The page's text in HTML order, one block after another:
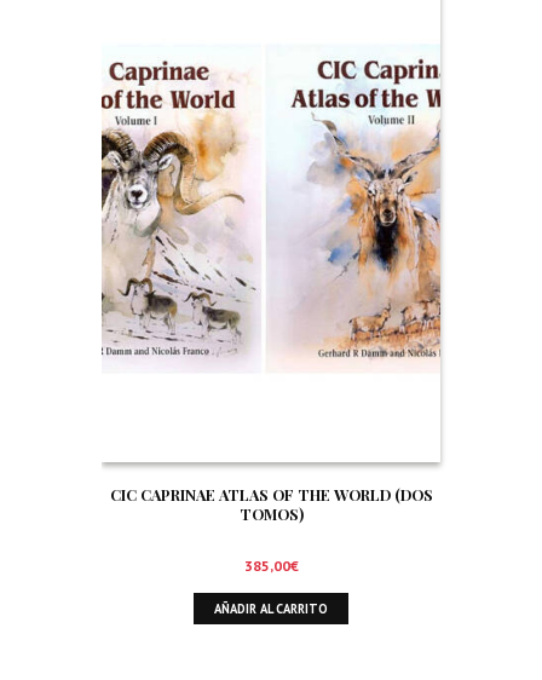
CIC CAPRINAE ATLAS OF THE WORLD (DOS
TOMOS)
385,00€
AÑADIR AL CARRITO